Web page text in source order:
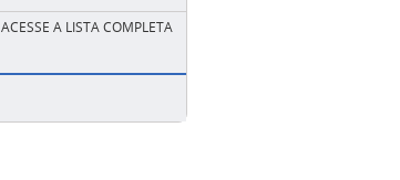
ACESSE A LISTA COMPLETA